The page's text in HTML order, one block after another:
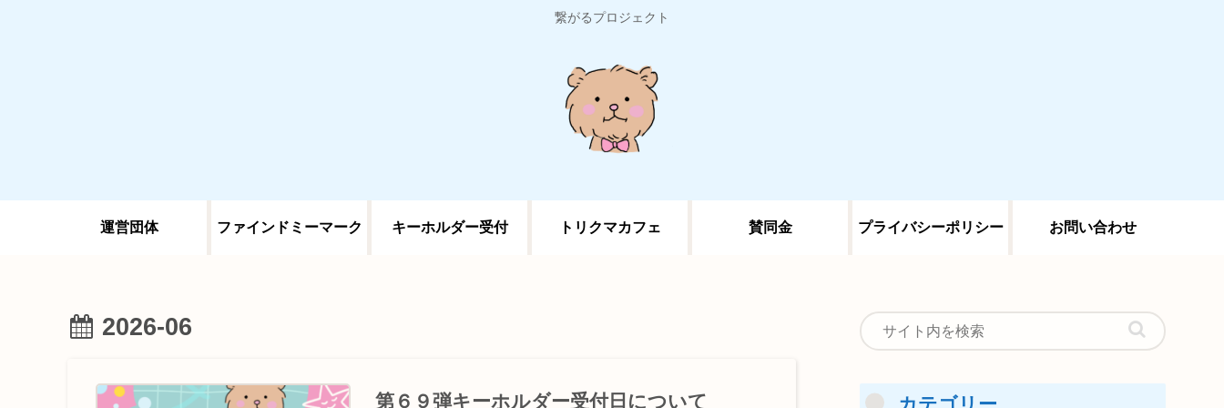
繋がるプロジェクト
運営団体 ファインドミーマーク キーホルダー受付 トリクマカフェ 賛同金 プライバシーポリシー お問い合わせ
2026-06
第６９弾キーホルダー受付日について カテゴリー